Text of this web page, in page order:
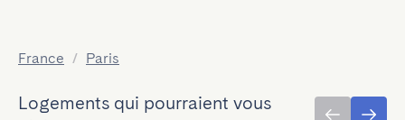
France / Paris
Logements qui pourraient vous